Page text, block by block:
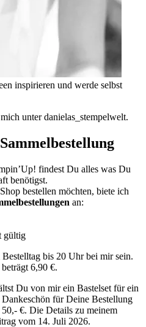
inspirieren und werde selbst
unter danielas_stempelwelt.
findest Du alles was Du
benötigst.
bestellen möchten, biete ich
an:
gültig
bis 20 Uhr bei mir sein.
6,90 €.
Du von mir ein Bastelset für ein
für Deine Bestellung
€. Die Details zu meinem
vom 14. Juli 2026.